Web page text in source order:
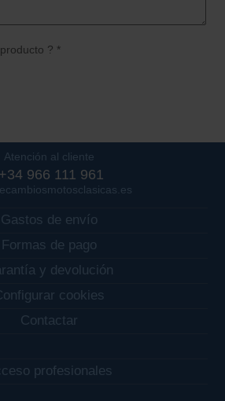
? *
Atención al cliente
+34 966 111 961
Gastos de envío
Formas de pago
y devolución
cookies
Contactar
profesionales